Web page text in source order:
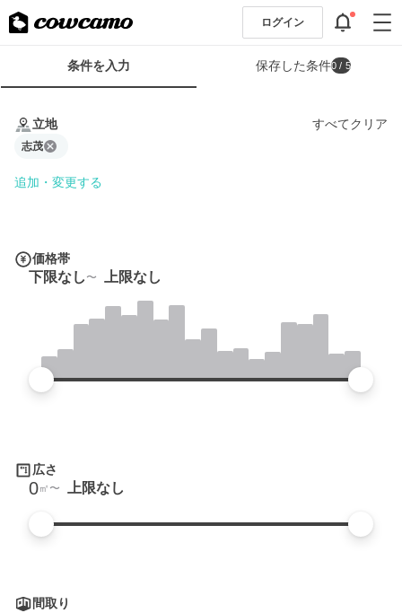
ログイン
条
条件を入力 保存した条件0 / 5
立地 すべてクリア
志茂
追加・変更する
価格帯
下限なし 上限なし
広さ
0㎡ 上限なし
間取り